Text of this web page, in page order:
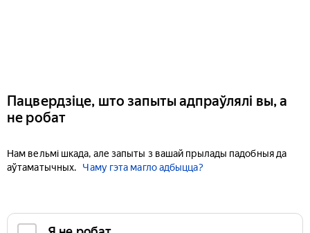
Пацвердзіце, што запыты адпраўлялі вы, а
не робат
Нам вельмі шкада, але запыты з вашай прылады падобныя да
аўтаматычных.
Чаму гэта магло адбыцца?